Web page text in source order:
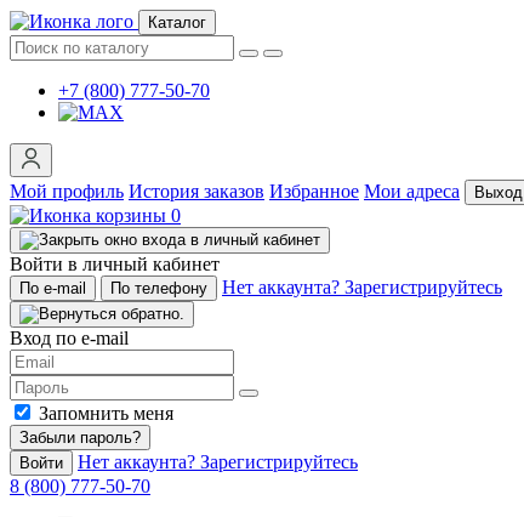
Каталог
+7 (800) 777-50-70
Мой профиль История заказов Избранное Мои адреса Выход
0
Войти в личный кабинет
По e-mail По телефону Нет аккаунта? Зарегистрируйтесь
Вход по e-mail
Запомнить меня
Забыли пароль?
Войти
Нет аккаунта? Зарегистрируйтесь
8 (800) 777-50-70